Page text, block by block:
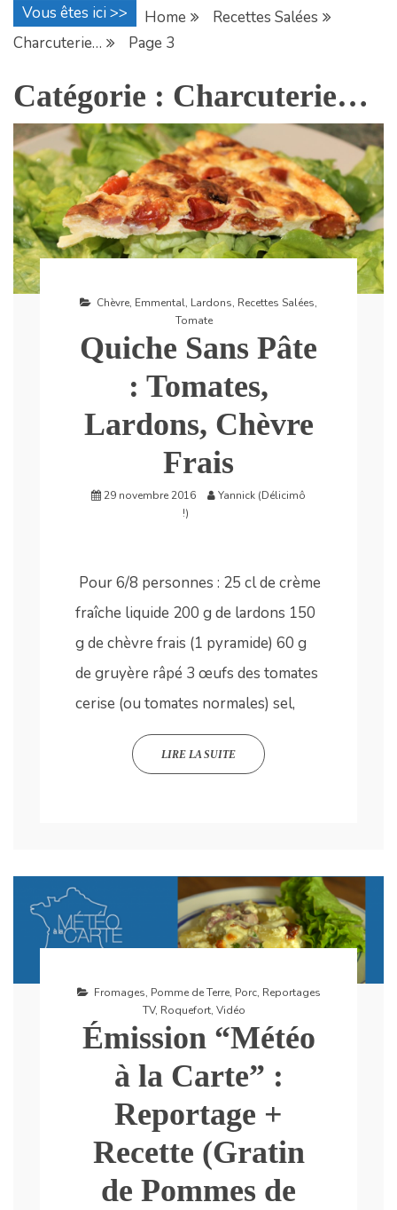
Vous êtes ici >> Home
Recettes Salées
Charcuterie…
Page 3
Catégorie : Charcuterie…
Chèvre, Emmental, Lardons, Recettes Salées,
Tomate
Quiche Sans Pâte
: Tomates,
Lardons, Chèvre
Frais
29 novembre 2016
Yannick (Délicimô
!)
Pour 6/8 personnes : 25 cl de crème
fraîche liquide 200 g de lardons 150
g de chèvre frais (1 pyramide) 60 g
de gruyère râpé 3 œufs des tomates
cerise (ou tomates normales) sel,
LIRE LA SUITE
Fromages, Pomme de Terre, Porc, Reportages
TV, Roquefort, Vidéo
Émission “Météo
à la Carte” :
Reportage +
Recette (Gratin
de Pommes de